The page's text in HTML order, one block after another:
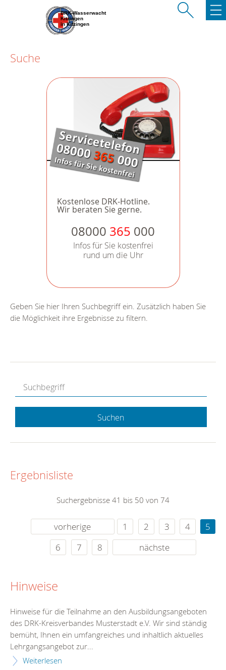
BRK-Wasserwacht
Kitzingen
in Kitzingen
Suche
Kostenlose DRK-Hotline.
Wir beraten Sie gerne.
08000 365 000
Infos für Sie kostenfrei
rund um die Uhr
Geben Sie hier Ihren Suchbegriff ein. Zusätzlich haben Sie
die Möglichkeit ihre Ergebnisse zu filtern.
Suchen
Ergebnisliste
Suchergebnisse 41 bis 50 von 74
vorherige 1 2 3 4
5
6
7 8 nächste
Hinweise
Hinweise für die Teilnahme an den Ausbildungsangeboten
des DRK-Kreisverbandes Musterstadt e.V. Wir sind ständig
bemüht, Ihnen ein umfangreiches und inhaltlich aktuelles
Lehrgangsangebot zur...
Weiterlesen